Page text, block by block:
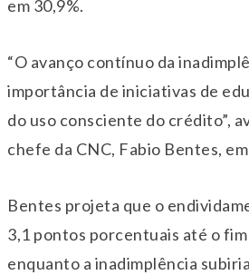
em 30,9%.
“O avanço contínuo da
importância de iniciativas de
do uso consciente do crédito”,
chefe da CNC, Fabio Bentes,
Bentes projeta que o
3,1 pontos porcentuais até o
enquanto a inadimplência